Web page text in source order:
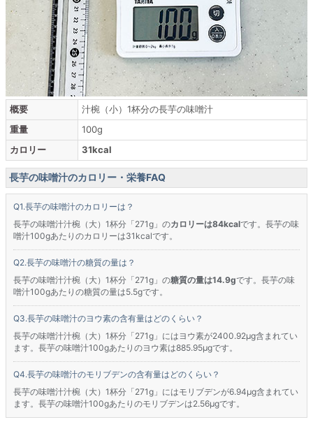
概要
汁椀（小）1杯分の長芋の味噌汁
重量
100g
カロリー
31kcal
長芋の味噌汁のカロリー・栄養FAQ
長芋の味噌汁のカロリーは？
長芋の味噌汁汁椀（大）1杯分「271g」のカロリーは84kcalです。長芋の味
噌汁100gあたりのカロリーは31kcalです。
長芋の味噌汁の糖質の量は？
長芋の味噌汁汁椀（大）1杯分「271g」の糖質の量は14.9gです。長芋の味
噌汁100gあたりの糖質の量は5.5gです。
長芋の味噌汁のヨウ素の含有量はどのくらい？
長芋の味噌汁汁椀（大）1杯分「271g」にはヨウ素が2400.92μg含まれてい
ます。長芋の味噌汁100gあたりのヨウ素は885.95μgです。
長芋の味噌汁のモリブデンの含有量はどのくらい？
長芋の味噌汁汁椀（大）1杯分「271g」にはモリブデンが6.94μg含まれてい
ます。長芋の味噌汁100gあたりのモリブデンは2.56μgです。